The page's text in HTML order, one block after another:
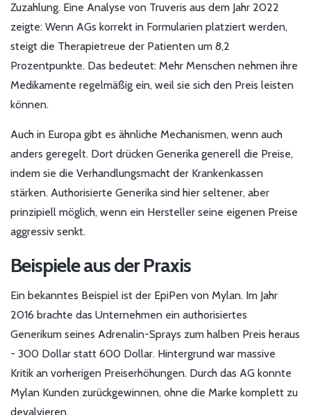
Zuzahlung. Eine Analyse von Truveris aus dem Jahr 2022
zeigte: Wenn AGs korrekt in Formularien platziert werden,
steigt die Therapietreue der Patienten um 8,2
Prozentpunkte. Das bedeutet: Mehr Menschen nehmen ihre
Medikamente regelmäßig ein, weil sie sich den Preis leisten
können.
Auch in Europa gibt es ähnliche Mechanismen, wenn auch
anders geregelt. Dort drücken Generika generell die Preise,
indem sie die Verhandlungsmacht der Krankenkassen
stärken. Authorisierte Generika sind hier seltener, aber
prinzipiell möglich, wenn ein Hersteller seine eigenen Preise
aggressiv senkt.
Beispiele aus der Praxis
Ein bekanntes Beispiel ist der EpiPen von Mylan. Im Jahr
2016 brachte das Unternehmen ein authorisiertes
Generikum seines Adrenalin-Sprays zum halben Preis heraus
- 300 Dollar statt 600 Dollar. Hintergrund war massive
Kritik an vorherigen Preiserhöhungen. Durch das AG konnte
Mylan Kunden zurückgewinnen, ohne die Marke komplett zu
devalvieren.